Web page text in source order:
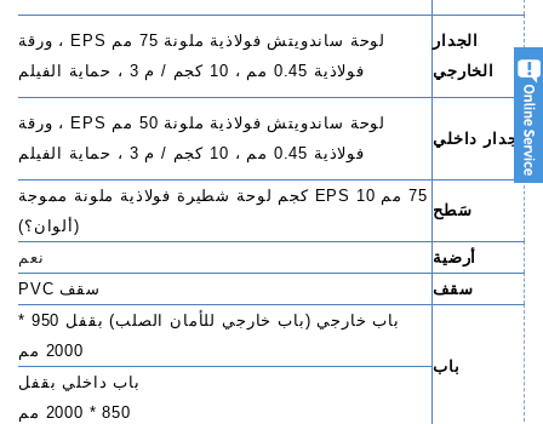
الجدار
الخارجي
لوحة ساندويتش فولاذية ملونة 75 مم EPS ، ورقة
فولاذية 0.45 مم ، 10 كجم / م 3 ، حماية الفيلم
جدار داخلي
لوحة ساندويتش فولاذية ملونة 50 مم EPS ، ورقة
فولاذية 0.45 مم ، 10 كجم / م 3 ، حماية الفيلم
سَطح
75 مم EPS 10 كجم لوحة شطيرة فولاذية ملونة مموجة
(ألوان؟)
أرضية
نعم
سقف
سقف PVC
باب
باب خارجي (باب خارجي للأمان الصلب) بقفل 950 *
2000 مم
باب داخلي بقفل
850 * 2000 مم